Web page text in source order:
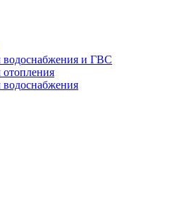
водоснабжения и ГВС
отопления
водоснабжения